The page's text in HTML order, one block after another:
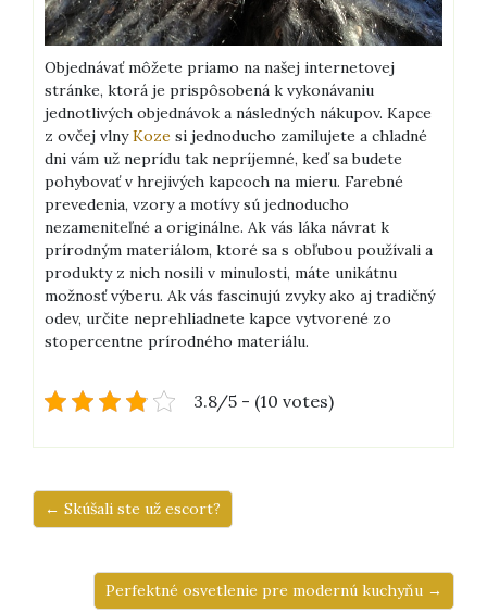
Objednávať môžete priamo na našej internetovej
stránke, ktorá je prispôsobená k vykonávaniu
jednotlivých objednávok a následných nákupov. Kapce
z ovčej vlnyKoze si jednoducho zamilujete a chladné
dni vám už neprídu tak nepríjemné, keď sa budete
pohybovať v hrejivých kapcoch na mieru. Farebné
prevedenia, vzory a motívy sú jednoducho
nezameniteľné a originálne. Ak vás láka návrat k
prírodným materiálom, ktoré sa s obľubou používali a
produkty z nich nosili v minulosti, máte unikátnu
možnosť výberu. Ak vás fascinujú zvyky ako aj tradičný
odev, určite neprehliadnete kapce vytvorené zo
stopercentne prírodného materiálu.
3.8/5 - (10 votes)
← Skúšali ste už escort?
Perfektné osvetlenie pre modernú kuchyňu →